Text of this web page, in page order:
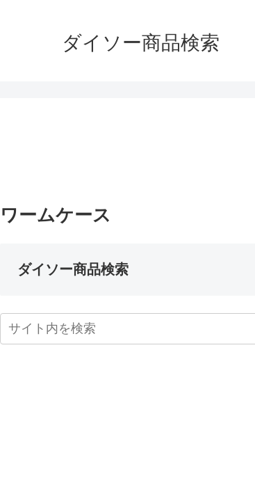
ダイソー商品検索
ワームケース
ダイソー商品検索